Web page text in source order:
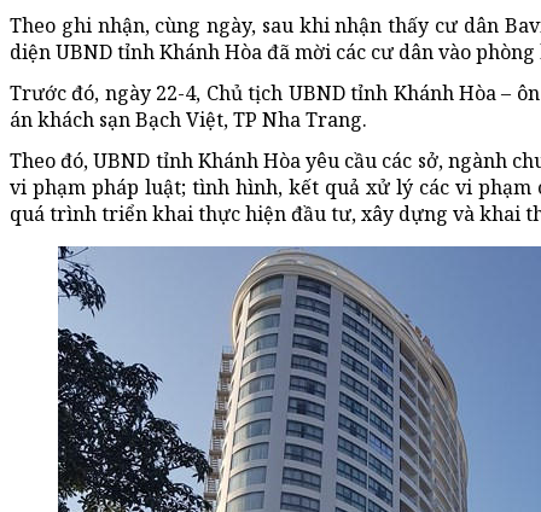
Theo ghi nhận, cùng ngày, sau khi nhận thấy cư dân
diện UBND tỉnh Khánh Hòa đã mời các cư dân vào
Trước đó, ngày 22-4, Chủ tịch UBND tỉnh Khánh Hòa –
án khách sạn Bạch Việt, TP Nha Trang.
Theo đó, UBND tỉnh Khánh Hòa yêu cầu các sở, ngành
vi phạm pháp luật; tình hình, kết quả xử lý các vi phạm
quá trình triển khai thực hiện đầu tư, xây dựng và khai